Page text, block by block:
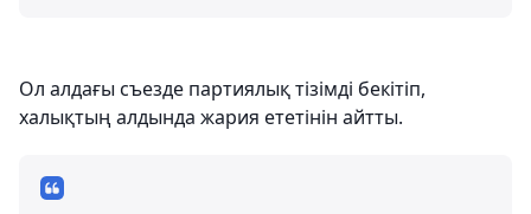
Ол алдағы съезде партиялық тізімді бекітіп,
халықтың алдында жария ететінін айтты.